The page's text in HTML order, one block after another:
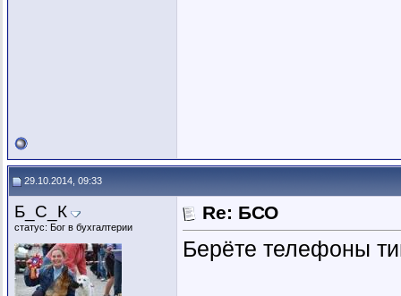
29.10.2014, 09:33
Б_С_К
статус: Бог в бухгалтерии
Re: БСО
Берёте телефоны